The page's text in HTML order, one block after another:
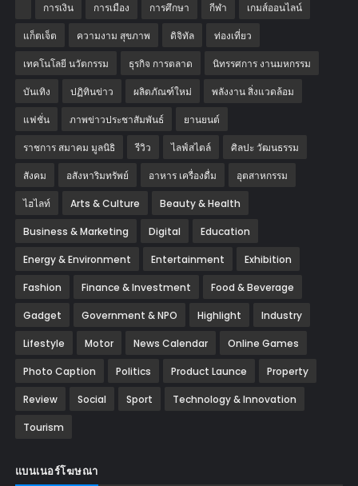
การเงิน การเมือง การศึกษา กีฬา เกมส์ออนไลน์
แก็ตเจ็ต ความงาม สุขภาพ ดิจิทัล ท่องเที่ยว
เทคโนโลยี นวัตกรรม ธุรกิจ การตลาด นิทรรศการ งานมหกรรม
บันเทิง ปฏิทินข่าว ผลิตภัณฑ์ใหม่ พลังงาน สิ่งแวดล้อม
แฟชั่น ภาพข่าวประชาสัมพันธ์ ‎ยานยนต์‎
ราชการ สมาคม มูลนิธิ รีวิว ไลฟ์สไตล์ ศิลปะ วัฒนธรรม
สังคม อสังหาริมทรัพย์ อาหาร เครื่องดื่ม อุตสาหกรรม
ไฮไลท์ Arts & Culture Beauty & Health
Business & Marketing Digital Education
Energy & Environment Entertainment Exhibition
Fashion Finance & Investment Food & Beverage
Gadget Government & NPO Highlight Industry
Lifestyle Motor News Calendar Online Games
Photo Caption Politics Product Launce Property
Review Social Sport Technology & Innovation
Tourism
แบนเนอร์โฆษณา